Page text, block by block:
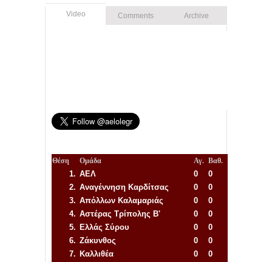
Video Comments Archive
Θέση Ομάδα Αγ. Βαθ.
1. ΑΕΛ 0
0
2. Αναγέννηση Καρδίτσας 0
0
3. Απόλλων Καλαμαριάς 0
0
4. Αστέρας Τρίπολης Β' 0
0
5. Ελλάς Σύρου 0
0
6. Ζάκυνθος 0
0
7. Καλλιθέα 0
0